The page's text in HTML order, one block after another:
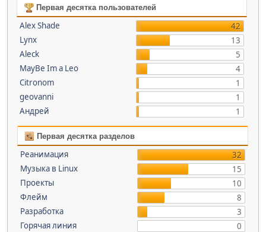
Первая десятка пользователей
Alex Shade
42
Lynx
13
Aleck
5
MayBe Im a Leo
4
Citronom
1
geovanni
1
Андрей
1
Первая десятка разделов
Реанимация
32
Музыка в Linux
15
Проекты
10
Флейм
8
Разработка
3
Горячая линия
0